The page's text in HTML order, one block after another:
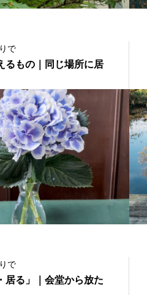
で
るもの｜同じ場所に居
で
居る」｜会堂から放た